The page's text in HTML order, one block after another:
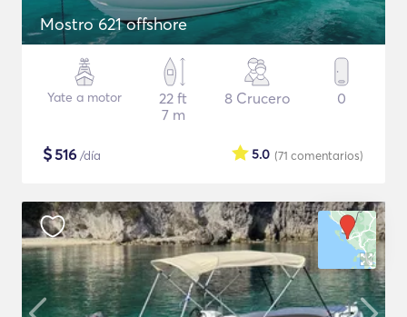
Mostro 621 offshore
Yate a motor
22 ft
7 m
8 Crucero 0
$516 /día (71 comentarios)
5.0